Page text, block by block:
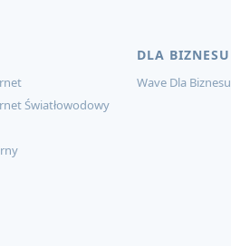
Światłowodowy
DLA BIZNESU
Wave Dla Biznesu